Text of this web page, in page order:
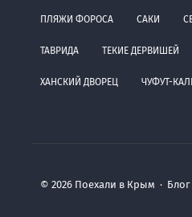
ПЛЯЖИ ФОРОСА САКИ
ТАВРИДА ТЕКИЕ ДЕРВИШЕЙ
ХАНСКИЙ ДВОРЕЦ ЧУФУТ-
© 2026 Поехали в Крым ·